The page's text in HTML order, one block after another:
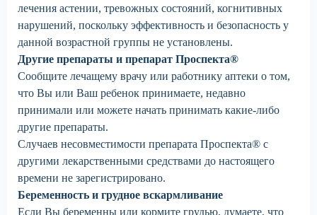
лечения астении, тревожных состояний, когнитивных
нарушений, поскольку эффективность и безопасность у
данной возрастной группы не установлены.
Другие препараты и препарат Проспекта®
Сообщите лечащему врачу или работнику аптеки о том,
что Вы или Ваш ребенок принимаете, недавно
принимали или можете начать принимать какие-либо
другие препараты.
Случаев несовместимости препарата Проспекта® с
другими лекарственными средствами до настоящего
времени не зарегистрировано.
Беременность и грудное вскармливание
Если Вы беременны или кормите грудью, думаете, что